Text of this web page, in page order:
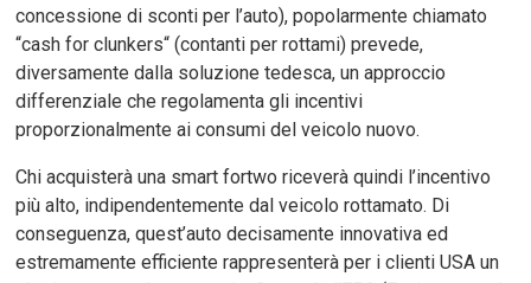
concessione di sconti per l’auto), popolarmente chiamato
“cash for clunkers“ (contanti per rottami) prevede,
diversamente dalla soluzione tedesca, un approccio
differenziale che regolamenta gli incentivi
proporzionalmente ai consumi del veicolo nuovo.
Chi acquisterà una smart fortwo riceverà quindi l’incentivo
più alto, indipendentemente dal veicolo rottamato. Di
conseguenza, quest’auto decisamente innovativa ed
estremamente efficiente rappresenterà per i clienti USA un